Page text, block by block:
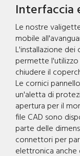
Interfaccia
Le nostre
mobile
L'installazione
permette
chiudere il
Le cornici
un'aletta di
apertura per il
file CAD sono
parte delle
connettori per
elettronica